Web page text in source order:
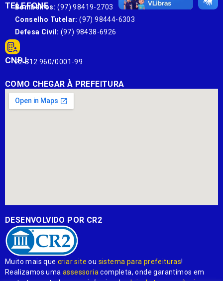
TELEFONE
Bombeiros: (97) 98419-2703
Conselho Tutelar: (97) 98444-6303
Defesa Civil: (97) 98438-6926
CNPJ:
22.812.960/0001-99
COMO CHEGAR À PREFEITURA
DESENVOLVIDO POR CR2
Muito mais quecriar site ou sistema para prefeituras!
Realizamos umaassessoria completa, onde garantimos em